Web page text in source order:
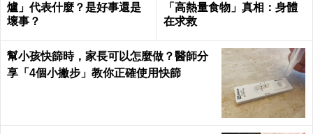
爐」代表什麼？是好事還是
壞事？
「高熱量食物」真相：身體
在求救
幫小孩快篩時，家長可以怎麼做？醫師分
享「4個小撇步」教你正確使用快篩